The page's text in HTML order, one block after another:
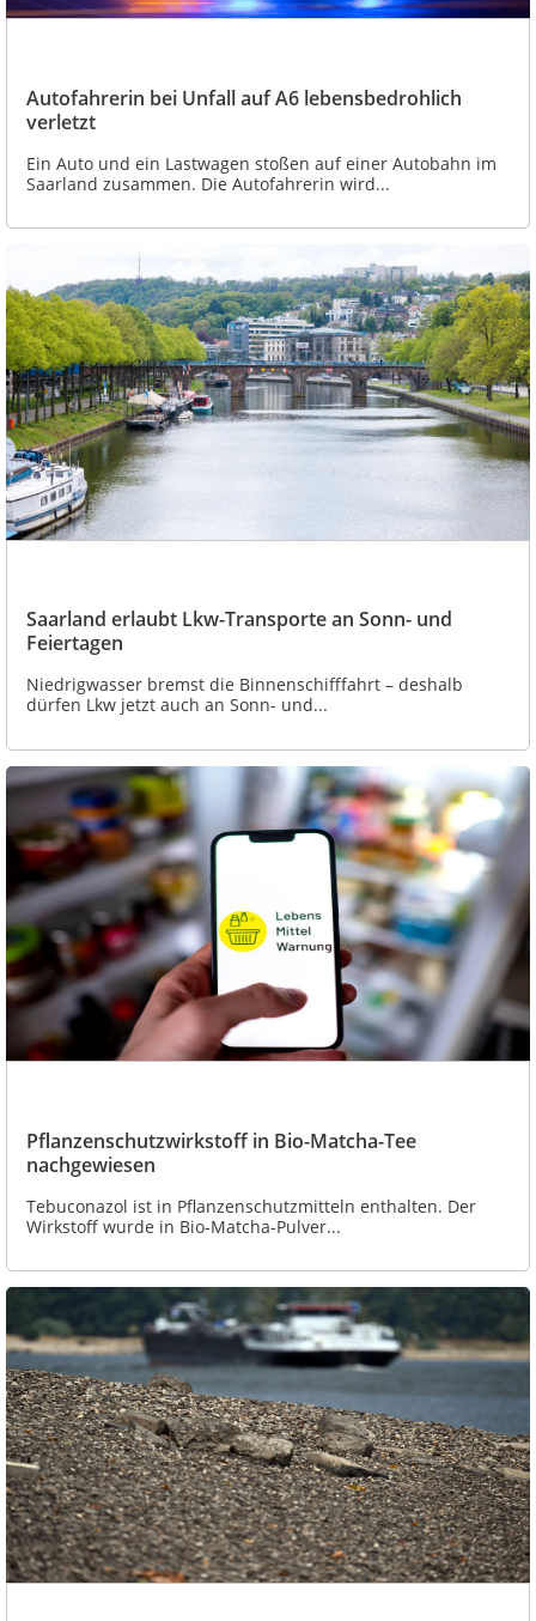
Autofahrerin bei Unfall auf A6 lebensbedrohlich
verletzt
Ein Auto und ein Lastwagen stoßen auf einer Autobahn im
Saarland zusammen. Die Autofahrerin wird...
Saarland erlaubt Lkw-Transporte an Sonn- und
Feiertagen
Niedrigwasser bremst die Binnenschifffahrt – deshalb
dürfen Lkw jetzt auch an Sonn- und...
Pflanzenschutzwirkstoff in Bio-Matcha-Tee
nachgewiesen
Tebuconazol ist in Pflanzenschutzmitteln enthalten. Der
Wirkstoff wurde in Bio-Matcha-Pulver...